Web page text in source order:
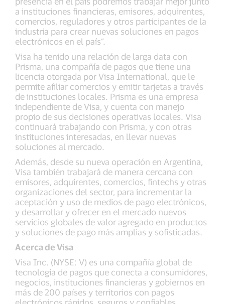
a instituciones financieras, emisores, adquirentes,
comercios, reguladores y otros participantes de la
industria para crear nuevas soluciones en pagos
electrónicos en el país”.
Visa ha tenido una relación de larga data con
Prisma, una compañía de pagos que tiene una
licencia otorgada por Visa International, que le
permite afiliar comercios y emitir tarjetas a través
de instituciones locales. Prisma es una empresa
independiente de Visa, y cuenta con manejo
propio de sus decisiones operativas locales. Visa
continuará trabajando con Prisma, y con otras
instituciones interesadas, en llevar nuevas
soluciones al mercado.
Además, desde su nueva operación en Argentina,
Visa también trabajará de manera cercana con
emisores, adquirentes, comercios, fintechs y otras
organizaciones del sector, para incrementar la
aceptación y uso de medios de pago electrónicos,
y desarrollar y ofrecer en el mercado nuevos
servicios globales de valor agregado en productos
y soluciones de pago más amplias y sofisticadas.
Acerca de Visa
Visa Inc. (NYSE: V) es una compañía global de
tecnología de pagos que conecta a consumidores,
negocios, instituciones financieras y gobiernos en
más de 200 países y territorios con pagos